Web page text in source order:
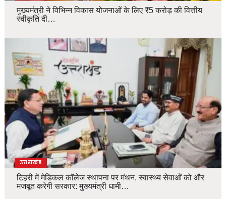
मुख्यमंत्री ने विभिन्न विकास योजनाओं के लिए ₹5 करोड़ की वित्तीय
स्वीकृति दी…
उत्तराखंड
टिहरी में मेडिकल कॉलेज स्थापना पर मंथन, स्वास्थ्य सेवाओं को और
मजबूत करेगी सरकार: मुख्यमंत्री धामी…